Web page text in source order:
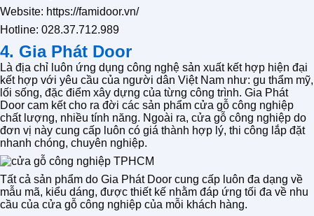
Website: https://famidoor.vn/
Hotline: 028.37.712.989
4. Gia Phát Door
Là địa chỉ luôn ứng dụng công nghệ sản xuất kết hợp hiện đại
kết hợp với yêu cầu của người dân Việt Nam như: gu thẩm mỹ,
lối sống, đặc điểm xây dựng của từng công trình. Gia Phát
Door cam kết cho ra đời các sản phẩm cửa gỗ công nghiệp
chất lượng, nhiều tính năng. Ngoài ra, cửa gỗ công nghiệp do
đơn vị này cung cấp luôn có giá thành hợp lý, thi công lắp đặt
nhanh chóng, chuyên nghiệp.
Tất cả sản phẩm do Gia Phát Door cung cấp luôn đa dạng về
mẫu mã, kiểu dáng, được thiết kế nhằm đáp ứng tối đa về nhu
cầu của cửa gỗ công nghiệp của mỗi khách hàng.